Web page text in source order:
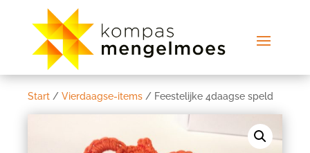
Start / Vierdaagse-items / Feestelijke 4daagse speld